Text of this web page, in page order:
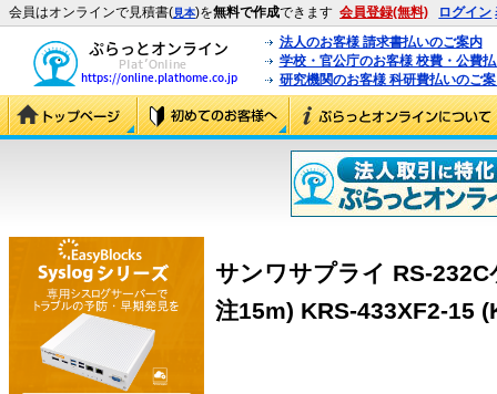
会員はオンラインで見積書(見本)を無料で作成できます 会員登録(無料) ログイン
法人のお客様 請求書払いのご案内
学校・官公庁のお客様 校費・公費
研究機関のお客様 科研費払いのご
サンワサプライ RS-
注15m) KRS-433XF2-15